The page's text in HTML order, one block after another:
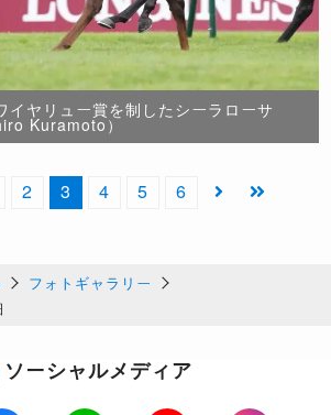
イヤリュー賞を制したシーラローサ
Kuramoto）
2 3 4 5 6
フォトギャラリー
ソーシャルメディア